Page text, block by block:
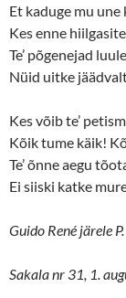
Et kaduge mu une
Kes enne
Te’ põgenejad
Nüid uitke
Kes võib te’
Kõik tume käik!
Te’ õnne aegu
Ei siiski katke
Guido René järele P.
Sakala nr 31, 1.